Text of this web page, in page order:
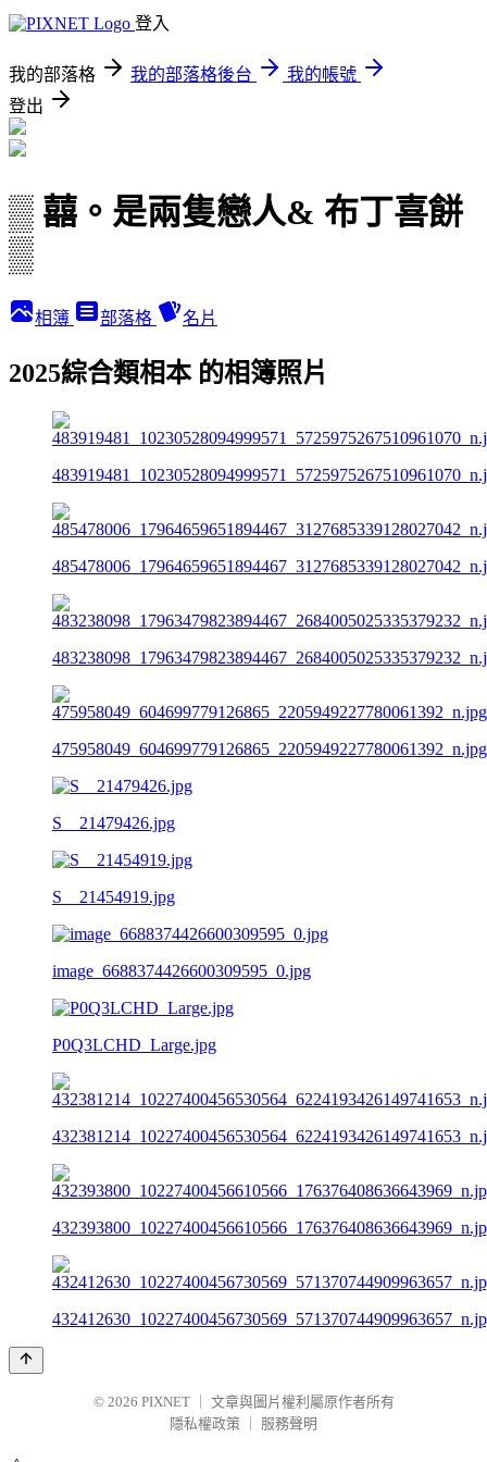
登入
我的部落格 我的部落格後台
我的帳號
登出
▒ 囍。是兩隻戀人& 布丁喜餅
▒
相簿 部落格 名片
2025綜合類相本 的相簿照片
475958049_604699779126865_2205949227780061392_n.jpg
S__21479426.jpg
S__21454919.jpg
image_6688374426600309595_0.jpg
P0Q3LCHD_Large.jpg
© 2026 PIXNET
文章與圖片權利屬原作者所有
隱私權政策
服務聲明